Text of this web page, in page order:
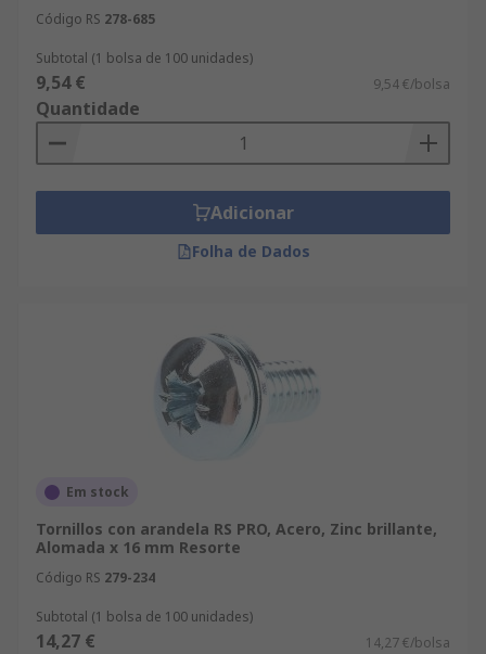
Código RS 278-685
Subtotal (1 bolsa de 100 unidades)
9,54 € 9,54 €/bolsa
Quantidade
Adicionar
Folha de Dados
Em stock
Tornillos con arandela RS PRO, Acero, Zinc brillante,
Alomada x 16 mm Resorte
Código RS 279-234
Subtotal (1 bolsa de 100 unidades)
14,27 € 14,27 €/bolsa